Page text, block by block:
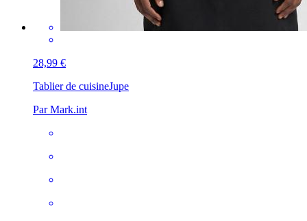
28,99 €
Tablier de cuisineJupe
Par Mark.int